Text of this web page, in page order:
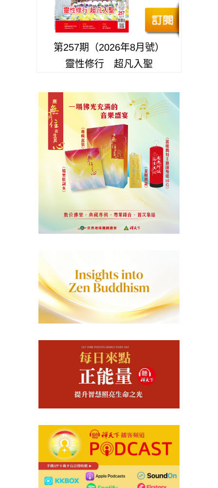
第257期（2026年8月號）
靈性修行 超凡入聖